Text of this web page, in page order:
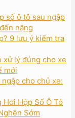
số ô tô sau ngập
nặng
9 lưu ý kiểm tra
xử lý đúng cho xe
mới
cho chủ xe:
Hộp Số Ô Tô
Sớm